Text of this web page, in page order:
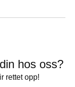
hos oss?
rettet opp!